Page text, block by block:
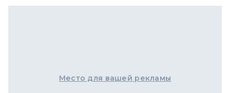
Место для вашей рекламы